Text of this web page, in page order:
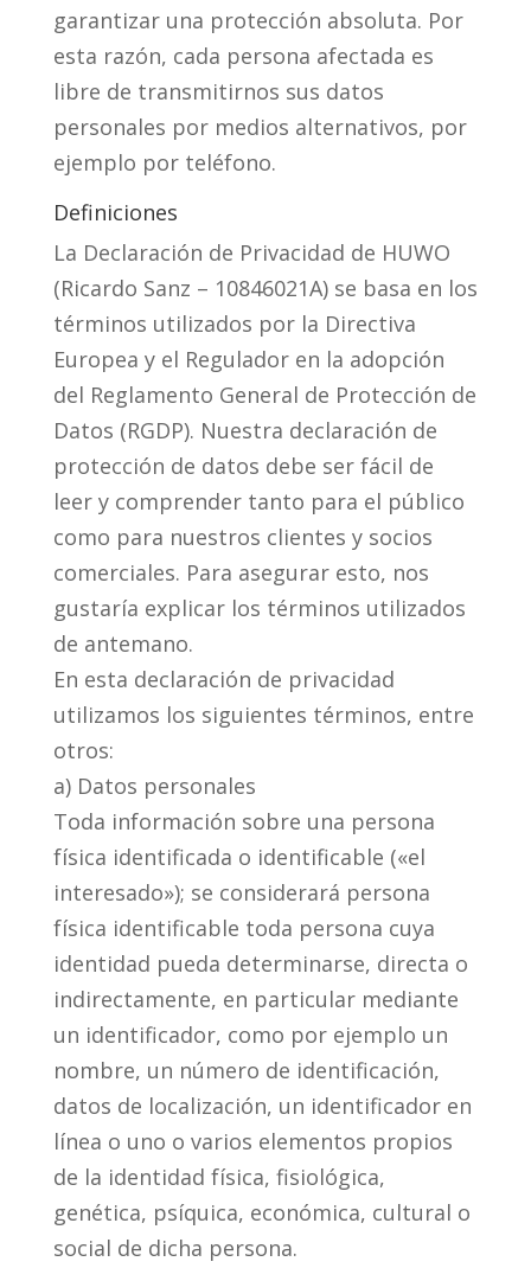
garantizar una protección absoluta. Por
esta razón, cada persona afectada es
libre de transmitirnos sus datos
personales por medios alternativos, por
ejemplo por teléfono.
Definiciones
La Declaración de Privacidad de HUWO
(Ricardo Sanz – 10846021A) se basa en los
términos utilizados por la Directiva
Europea y el Regulador en la adopción
del Reglamento General de Protección de
Datos (RGDP). Nuestra declaración de
protección de datos debe ser fácil de
leer y comprender tanto para el público
como para nuestros clientes y socios
comerciales. Para asegurar esto, nos
gustaría explicar los términos utilizados
de antemano.
En esta declaración de privacidad
utilizamos los siguientes términos, entre
otros:
a) Datos personales
Toda información sobre una persona
física identificada o identificable («el
interesado»); se considerará persona
física identificable toda persona cuya
identidad pueda determinarse, directa o
indirectamente, en particular mediante
un identificador, como por ejemplo un
nombre, un número de identificación,
datos de localización, un identificador en
línea o uno o varios elementos propios
de la identidad física, fisiológica,
genética, psíquica, económica, cultural o
social de dicha persona.